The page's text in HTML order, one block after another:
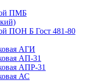
ПМБ
ПОН Б Гост 481-80
АГИ
АП-31
АПР-31
АС